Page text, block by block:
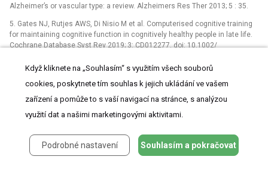
Alzheimer’s or vascular type: a review. Alzheimers Res Ther 2013; 5 : 35.
5. Gates NJ, Rutjes AWS, Di Nisio M et al. Computerised cognitive training
for maintaining cognitive function in cognitively healthy people in late life.
Cochrane Database Syst Rev 2019; 3: CD012277. doi: 10.1002/
6. Ball K, Berch DB, Helmers KF et al. Effects of cognitive training
interventions with older adults: a randomized controlled trial. JAMA 2002;
288(18): 2271–2281. doi: 10.1001/ jama.288.18.2271.
7. Orgeta V, McDonald KR, Poliakoff E et al. Cognitive training interventions
Cochrane Database Syst Rev 2020; 2(2): CD011961. doi: 10.1002/
14651858. CD011961.pub2.
Když kliknete na „Souhlasím“ s využitím všech souborů
cookies, poskytnete tím souhlas k jejich ukládání ve vašem
zařízení a pomůže to s vaší navigací na stránce, s analýzou
využití dat a našimi marketingovými aktivitami.
Podrobné nastavení Souhlasím a pokračovat